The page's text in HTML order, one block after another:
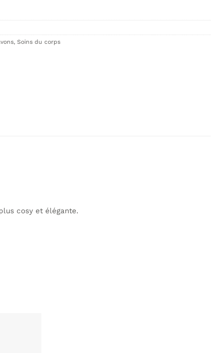
, Soins du corps
cosy et élégante.